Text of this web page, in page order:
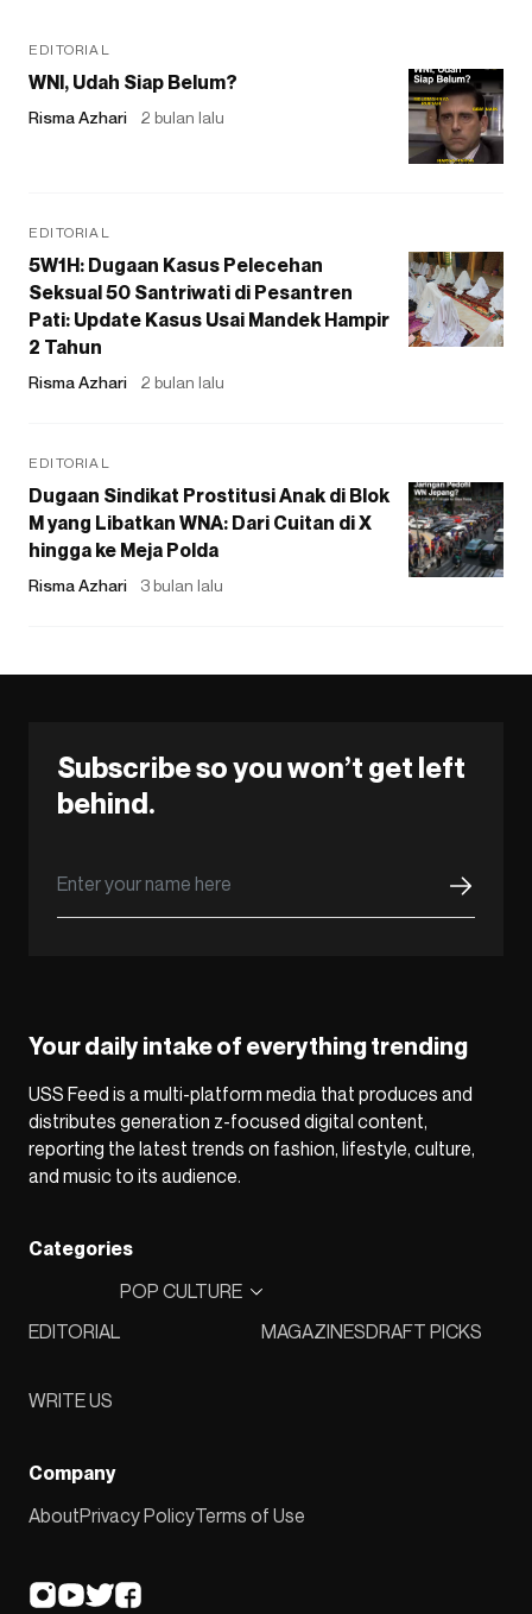
EDITORIAL
WNI, Udah Siap Belum?
Risma Azhari 2 bulan lalu
EDITORIAL
5W1H: Dugaan Kasus Pelecehan
Seksual 50 Santriwati di Pesantren
Pati: Update Kasus Usai Mandek Hampir
2 Tahun
Risma Azhari 2 bulan lalu
EDITORIAL
Dugaan Sindikat Prostitusi Anak di Blok
M yang Libatkan WNA: Dari Cuitan di X
hingga ke Meja Polda
Risma Azhari 3 bulan lalu
Subscribe so you won’t get left
behind.
Your daily intake of everything trending
USS Feed is a multi-platform media that produces and
distributes generation z-focused digital content,
reporting the latest trends on fashion, lifestyle, culture,
and music to its audience.
Categories
EDITORIAL
POP CULTURE
MAGAZINESDRAFT PICKS
WRITE US
Company
AboutPrivacy PolicyTerms of Use